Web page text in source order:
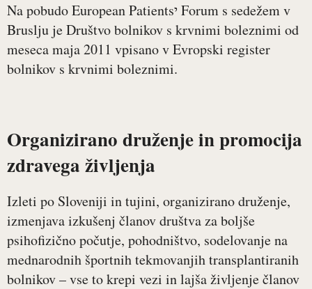
Na pobudo European Patientsי Forum s sedežem v
Bruslju je Društvo bolnikov s krvnimi boleznimi od
meseca maja 2011 vpisano v Evropski register
bolnikov s krvnimi boleznimi.
Organizirano druženje in promocija
zdravega življenja
Izleti po Sloveniji in tujini, organizirano druženje,
izmenjava izkušenj članov društva za boljše
psihofizično počutje, pohodništvo, sodelovanje na
mednarodnih športnih tekmovanjih transplantiranih
bolnikov – vse to krepi vezi in lajša življenje članov